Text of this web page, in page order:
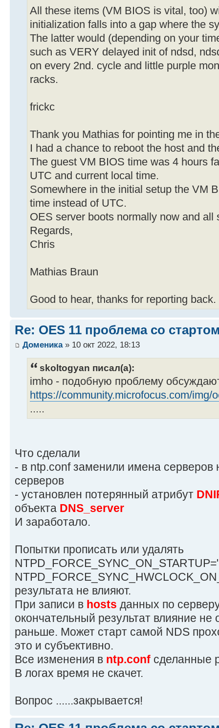
All these items (VM BIOS is vital, too)
initialization falls into a gap where the
The latter would (depending on your
such as VERY delayed init of ndsd,
on every 2nd. cycle and little purple
racks.
frickc
Thank you Mathias for pointing me in
I had a chance to reboot the host and
The guest VM BIOS time was 4 hours
UTC and current local time.
Somewhere in the initial setup the VM
time instead of UTC.
OES server boots normally now and all
Regards,
Chris
Mathias Braun
Good to hear, thanks for reporting back.
Re: OES 11 проблема со
Доменика» 10 окт 2022, 18:13
skoltogyan писал(а):
imho - подобную проблему
https://community.microfocus.com/img/
.....
Что сделали
- в ntp.conf заменили имена серверов
серверов
- установлен потерянный атрибут
объекта DNS_server
И заработало.
Попытки прописать или удалять
результата не влияют.
При записи в hosts данных по
окончательный результат влияние не
раньше. Может старт самой NDS
это и субъективно.
Все изменения в ntp.conf сделанные
В логах время не скачет.
Вопрос ......закрывается!